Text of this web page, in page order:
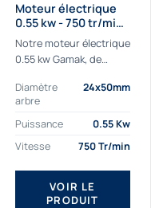
Moteur électrique
0.55 kw - 750 tr/min -
230/400V - IE2
Notre moteur électrique
0.55 kw Gamak, de
adapté à toutes les
applications. Nous
déterminons,
fournissons
des moteurs
asynchrones depuis
Diamètre
arbre
24x50mm
Puissance
0.55 Kw
Vitesse
750 Tr/min
VOIR LE
PRODUIT